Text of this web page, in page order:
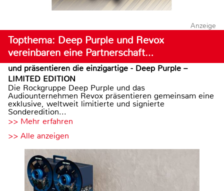
Anzeige
Topthema: Deep Purple und Revox
vereinbaren eine Partnerschaft…
und präsentieren die einzigartige - Deep Purple –
LIMITED EDITION
Die Rockgruppe Deep Purple und das
Audiounternehmen Revox präsentieren gemeinsam eine
exklusive, weltweit limitierte und signierte
Sonderedition...
>> Mehr erfahren
>> Alle anzeigen